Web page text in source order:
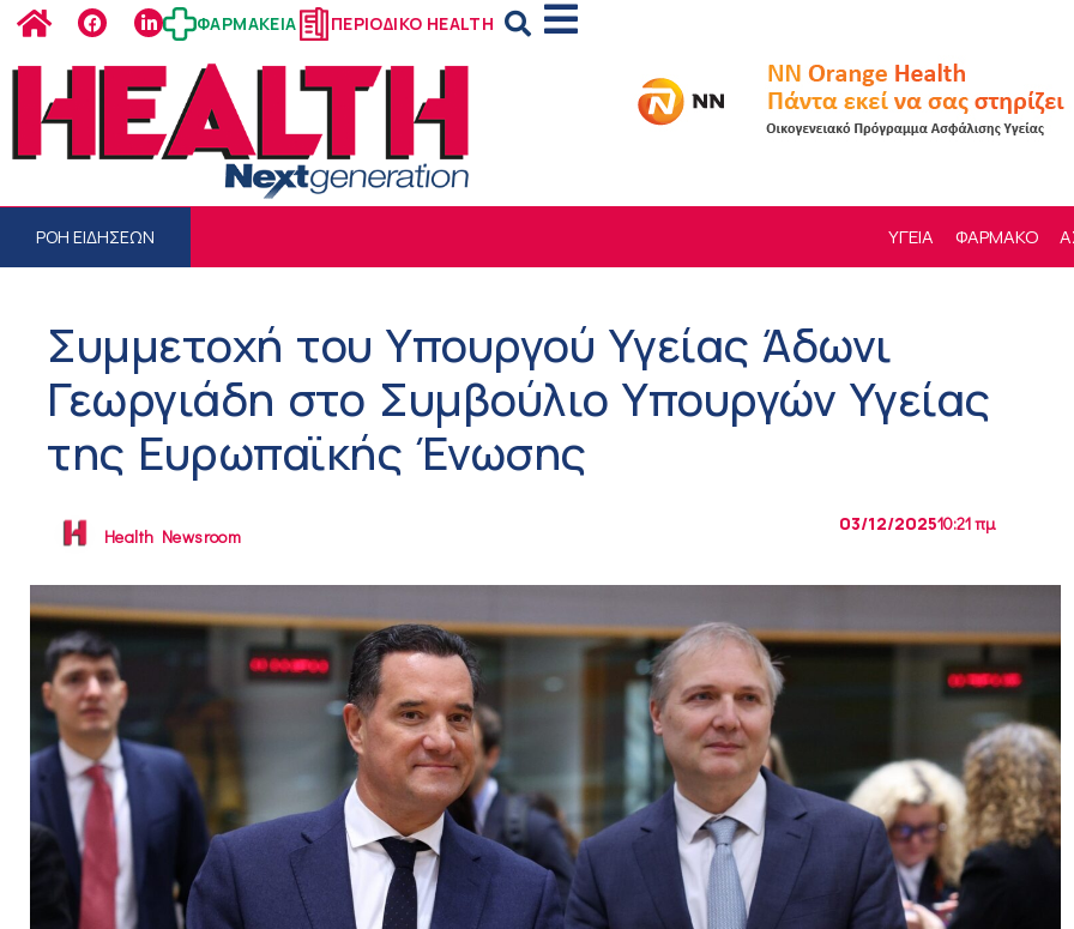
ΦΑΡΜΑΚΕΙΑ ΠΕΡΙΟΔΙΚΟ HEALTH
ΡΟΗ ΕΙΔΗΣΕΩΝ ΥΓΕΙΑ ΦΑΡΜΑΚΟ
Συμμετοχή του Υπουργού Υγείας Άδωνι
Γεωργιάδη στο Συμβούλιο Υπουργών Υγείας
της Ευρωπαϊκής Ένωσης
Health Newsroom
03/12/202510:21 πμ